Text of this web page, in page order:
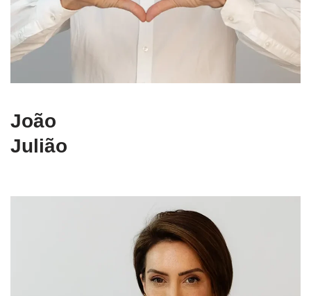
João
Julião